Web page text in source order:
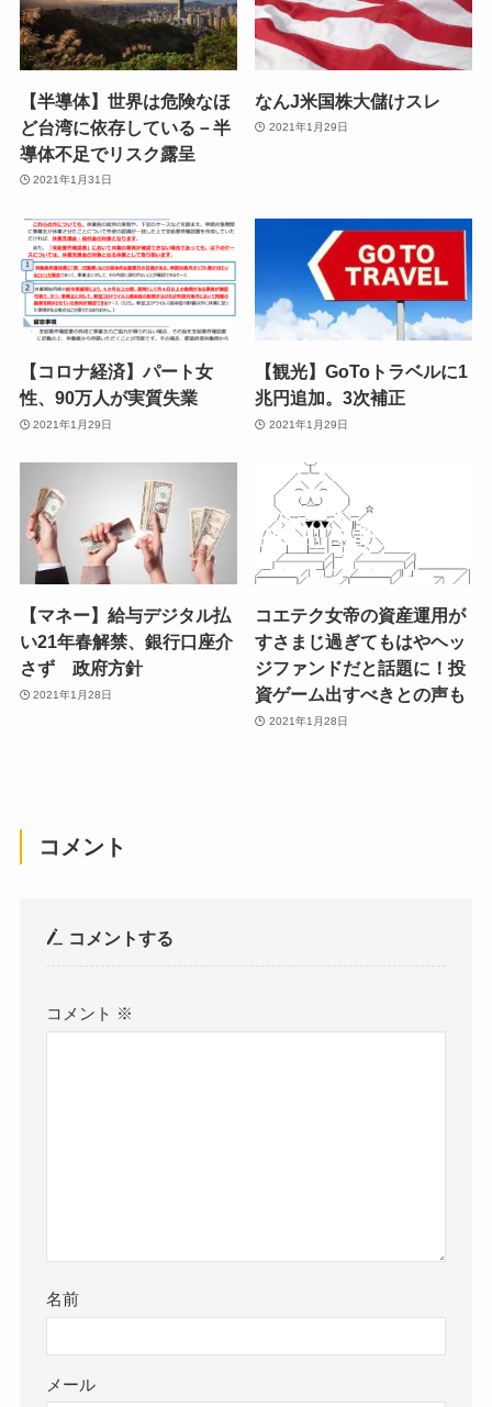
【半導体】世界は危険なほ
ど台湾に依存している－半
導体不足でリスク露呈
2021年1月31日
なんJ米国株大儲けスレ
2021年1月29日
【コロナ経済】パート女
性、90万人が実質失業
2021年1月29日
【観光】GoToトラベルに1
兆円追加。3次補正
2021年1月29日
【マネー】給与デジタル払
い21年春解禁、銀行口座介
さず 政府方針
2021年1月28日
コエテク女帝の資産運用が
すさまじ過ぎてもはやヘッ
ジファンドだと話題に！投
資ゲーム出すべきとの声も
2021年1月28日
コメント
コメントする
コメント ※
名前
メール